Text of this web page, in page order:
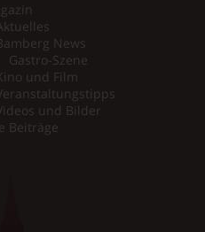
News
Gastro-Szene
und Film
und Bilder
Beiträge